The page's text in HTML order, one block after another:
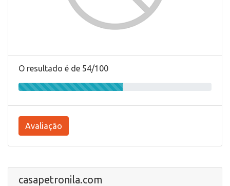
O resultado é de 54/100
Avaliação
casapetronila.com